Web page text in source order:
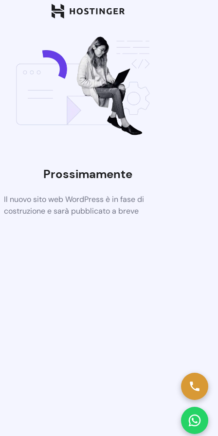
Prossimamente
Il nuovo sito web WordPress è in fase di
costruzione e sarà pubblicato a breve